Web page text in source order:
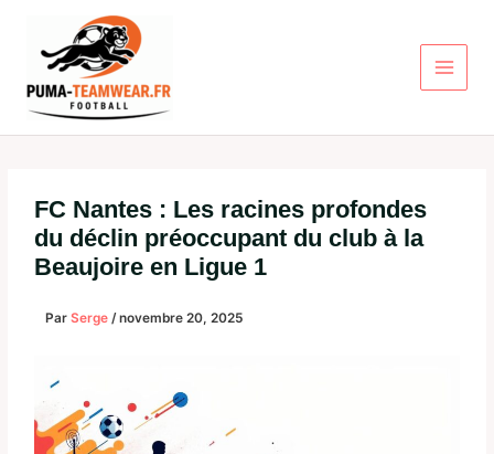
contenu
FC Nantes : Les racines profondes
du déclin préoccupant du club à la
Beaujoire en Ligue 1
ParSerge/novembre 20, 2025